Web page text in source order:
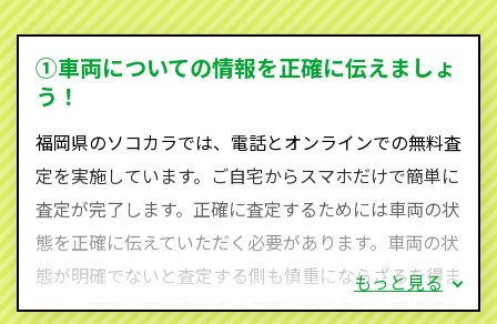
ため、中間マージンがかかりません。だから高価買取
を実現し、お客様に利益を還元することができるので
す。
590-870）までお問い合わせ下さい。
査定・ご相談・見積もりはすべて無料で行います。安
心してお問い合わせください。
①車両についての情報を正確に伝えましょ
う！
福岡県のソコカラでは、電話とオンラインでの無料査
定を実施しています。ご自宅からスマホだけで簡単に
査定が完了します。正確に査定するためには車両の状
態を正確に伝えていただく必要があります。車両の状
態が明確でないと査定する側も慎重にならざるを得ま
せん。廃車・事故車査定する際はできるだけ車検証を
もっと見る